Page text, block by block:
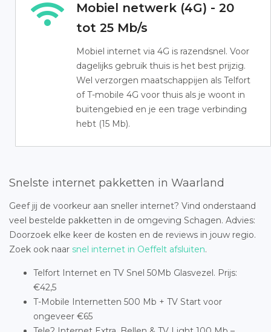
Mobiel netwerk (4G) - 20
tot 25 Mb/s
Mobiel internet via 4G is razendsnel. Voor
dagelijks gebruik thuis is het best prijzig.
Wel verzorgen maatschappijen als Telfort
of T-mobile 4G voor thuis als je woont in
buitengebied en je een trage verbinding
hebt (15 Mb).
Snelste internet pakketten in Waarland
Geef jij de voorkeur aan sneller internet? Vind onderstaand
veel bestelde pakketten in de omgeving Schagen. Advies:
Doorzoek elke keer de kosten en de reviews in jouw regio.
Zoek ook naar snel internet in Oeffelt afsluiten.
Telfort Internet en TV Snel 50Mb Glasvezel. Prijs:
€42,5
T-Mobile Internetten 500 Mb + TV Start voor
ongeveer €65